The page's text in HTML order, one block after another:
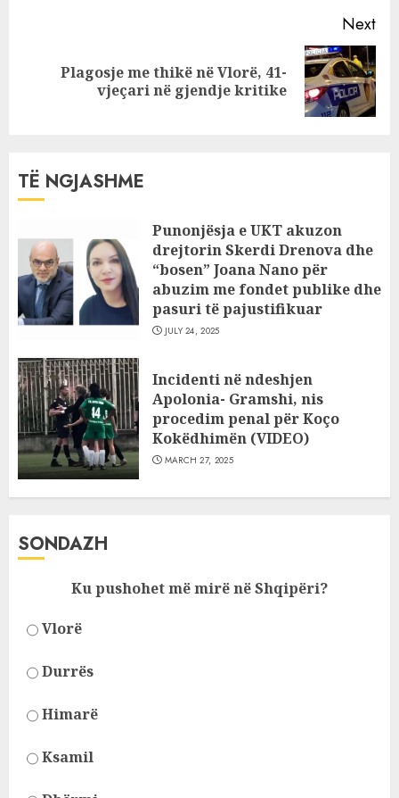
Next
Plagosje me thikë në Vlorë, 41-
vjeçari në gjendje kritike
TË NGJASHME
Punonjësja e UKT akuzon
drejtorin Skerdi Drenova dhe
“bosen” Joana Nano për
abuzim me fondet publike dhe
pasuri të pajustifikuar
JULY 24, 2025
Incidenti në ndeshjen
Apolonia- Gramshi, nis
procedim penal për Koço
Kokëdhimën (VIDEO)
MARCH 27, 2025
SONDAZH
Ku pushohet më mirë në Shqipëri?
Vlorë
Durrës
Himarë
Ksamil